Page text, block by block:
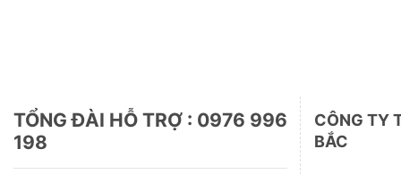
TỔNG ĐÀI HỖ TRỢ : 0976 996
198
CÔNG TY
BẮC